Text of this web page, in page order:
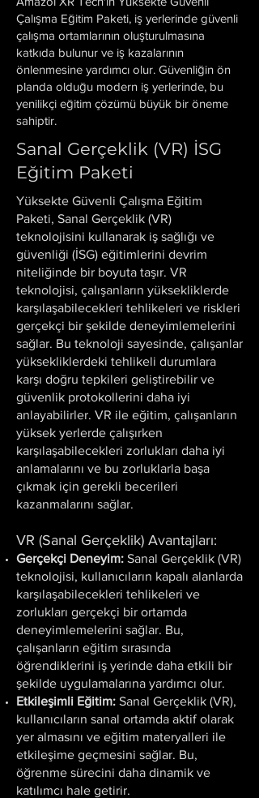
Çalışma Eğitim Paketi, iş yerlerinde güvenli
çalışma ortamlarının oluşturulmasına
katkıda bulunur ve iş kazalarının
önlenmesine yardımcı olur. Güvenliğin ön
planda olduğu modern iş yerlerinde, bu
yenilikçi eğitim çözümü büyük bir öneme
sahiptir.
Sanal Gerçeklik (VR) İSG
Eğitim Paketi
Yüksekte Güvenli Çalışma Eğitim
Paketi, Sanal Gerçeklik (VR)
teknolojisini kullanarak iş sağlığı ve
güvenliği (İSG) eğitimlerini devrim
niteliğinde bir boyuta taşır. VR
teknolojisi, çalışanların yüksekliklerde
karşılaşabilecekleri tehlikeleri ve riskleri
gerçekçi bir şekilde deneyimlemelerini
sağlar. Bu teknoloji sayesinde, çalışanlar
yüksekliklerdeki tehlikeli durumlara
karşı doğru tepkileri geliştirebilir ve
güvenlik protokollerini daha iyi
anlayabilirler. VR ile eğitim, çalışanların
yüksek yerlerde çalışırken
karşılaşabilecekleri zorlukları daha iyi
anlamalarını ve bu zorluklarla başa
çıkmak için gerekli becerileri
kazanmalarını sağlar.
VR (Sanal Gerçeklik) Avantajları:
Gerçekçi Deneyim: Sanal Gerçeklik (VR)
teknolojisi, kullanıcıların kapalı alanlarda
karşılaşabilecekleri tehlikeleri ve
zorlukları gerçekçi bir ortamda
deneyimlemelerini sağlar. Bu,
çalışanların eğitim sırasında
öğrendiklerini iş yerinde daha etkili bir
şekilde uygulamalarına yardımcı olur.
Etkileşimli Eğitim: Sanal Gerçeklik (VR),
kullanıcıların sanal ortamda aktif olarak
yer almasını ve eğitim materyalleri ile
etkileşime geçmesini sağlar. Bu,
öğrenme sürecini daha dinamik ve
katılımcı hale getirir.